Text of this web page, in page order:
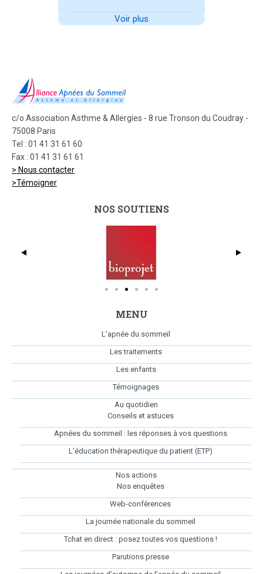
Voir plus
c/o Association Asthme & Allergies - 8 rue Tronson du Coudray -
75008 Paris
Tel : 01 41 31 61 60
Fax : 01 41 31 61 61
> Nous contacter
>Témoigner
NOS SOUTIENS
MENU
L’apnée du sommeil
Les traitements
Les enfants
Témoignages
Au quotidien
Conseils et astuces
Apnées du sommeil : les réponses à vos questions
L’éducation thérapeutique du patient (ETP)
Nos actions
Nos enquêtes
Web-conférences
La journée nationale du sommeil
Tchat en direct : posez toutes vos questions !
Parutions presse